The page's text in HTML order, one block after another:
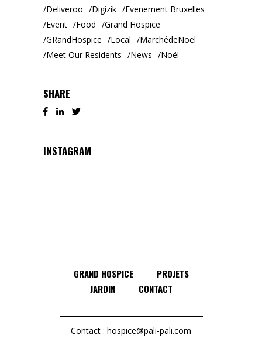
Deliveroo
Digizik
Evenement Bruxelles
Event
Food
Grand Hospice
GRandHospice
Local
MarchédeNoël
Meet Our Residents
News Noël
SHARE
INSTAGRAM
GRAND HOSPICE
PROJETS
JARDIN
CONTACT
Contact : hospice@pali-pali.com